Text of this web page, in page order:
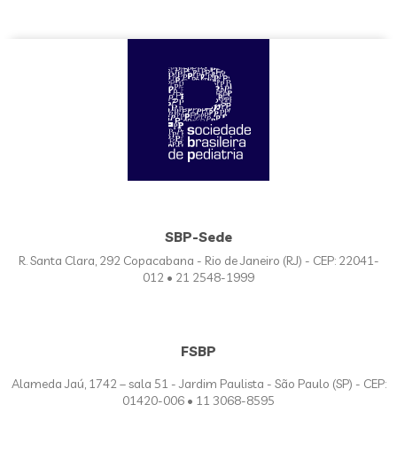
SBP-Sede
R. Santa Clara, 292 Copacabana - Rio de Janeiro (RJ) - CEP: 22041-
012 • 21 2548-1999
FSBP
Alameda Jaú, 1742 – sala 51 - Jardim Paulista - São Paulo (SP) - CEP:
01420-006 • 11 3068-8595